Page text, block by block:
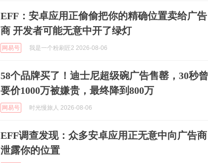
EFF：安卓应用正偷偷把你的精确位置卖给广告
商 开发者可能无意中开了绿灯
网易号 我是一个粉刷匠2 2026-08-06
58个品牌买了！迪士尼超级碗广告售罄，30秒曾
要价1000万被嫌贵，最终降到800万
网易号 时光慢旅人 2026-08-06
EFF调查发现：众多安卓应用正无意中向广告商
泄露你的位置